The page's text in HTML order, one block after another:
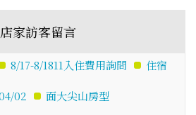
店家訪客留言
8/17-8/1811入住費用詢問 住宿
02 面大尖山房型